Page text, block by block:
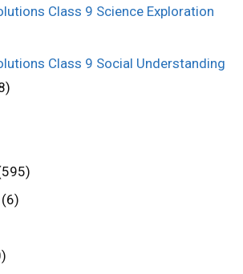
Class 9 Science Exploration
Class 9 Social Understanding
(6)